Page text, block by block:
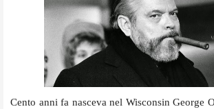
Cento anni fa nasceva nel Wisconsin George